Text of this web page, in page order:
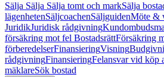
Sälja Sälja Sälja tomt och markSälja
lägenhetenSäljcoachenSäljguidenMöte &
JuridikJuridisk rådgivning
försäkring mot fel BostadsrättFörsäkring
förberedelserFinansieringVisning
rådgivningFinansieringFelansvar vid köp
mäklareSök bostad